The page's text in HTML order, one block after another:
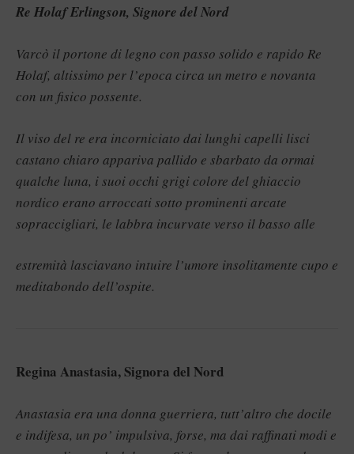
Re Holaf Erlingson, Signore del Nord
Varcò il portone di legno con passo solido e rapido Re
Holaf, altissimo per l’epoca circa un metro e novanta
con un fisico possente.
Il viso del re era incorniciato dai lunghi capelli lisci
castano chiaro appariva pallido e sbarbato da ormai
qualche luna, i suoi occhi grigi colore del ghiaccio
nordico erano arroccati sotto prominenti arcate
sopraccigliari, le labbra incurvate verso il basso alle
estremità lasciavano intuire l’umore insolitamente cupo e
meditabondo dell’ospite.
Regina Anastasia, Signora del Nord
Anastasia era una donna guerriera, tutt’altro che docile
e indifesa, un po’ impulsiva, forse, ma dai raffinati modi e